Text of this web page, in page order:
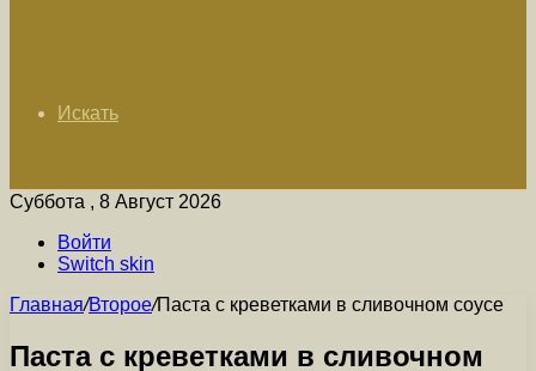
Искать
Суббота , 8 Август 2026
Войти
Switch skin
Главная/Второе/Паста с креветками в сливочном соусе
Паста с креветками в сливочном